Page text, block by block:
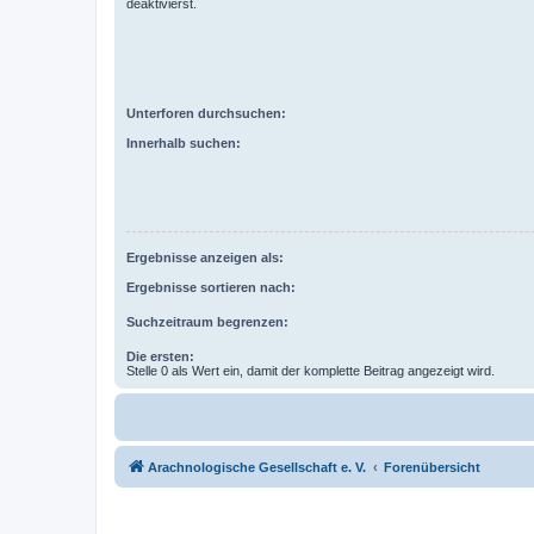
deaktivierst.
Unterforen durchsuchen:
Innerhalb suchen:
Ergebnisse anzeigen als:
Ergebnisse sortieren nach:
Suchzeitraum begrenzen:
Die ersten:
Stelle 0 als Wert ein, damit der komplette Beitrag angezeigt wird.
Arachnologische Gesellschaft e. V. Forenübersicht